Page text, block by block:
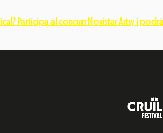
Participa al concurs Movistar Artsy i